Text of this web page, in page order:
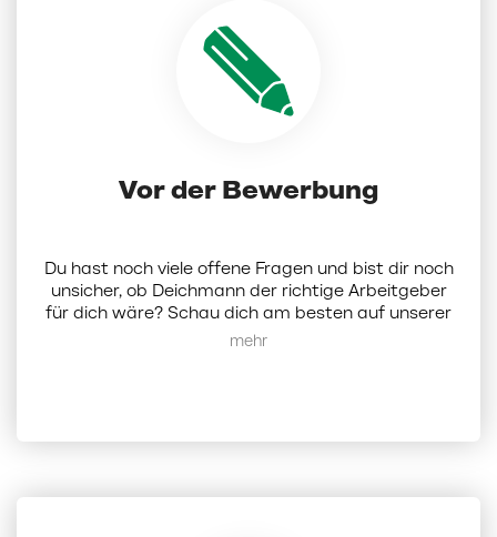
Vor der Bewerbung
Du hast noch viele offene Fragen und bist dir noch
unsicher, ob Deichmann der richtige Arbeitgeber
für dich wäre? Schau dich am besten auf unserer
findest du alle Infos zu uns
Mehr anzeigen